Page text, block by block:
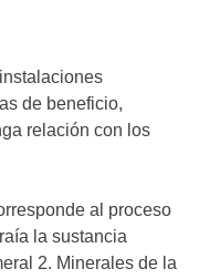
de beneficio,
relación con los
al proceso
la sustancia
2. Minerales de la